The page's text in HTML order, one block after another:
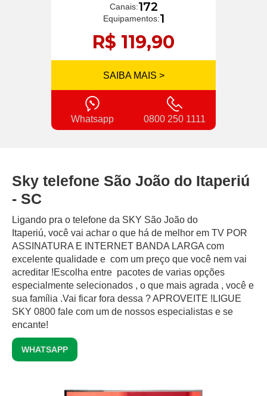
Canais:172
Equipamentos:1
R$ 119,90
SAIBA MAIS >
Whatsapp 0800 250 1111
Sky telefone São João do Itaperiú
- SC
Ligando pra o telefone da SKY São João do
Itaperiú, você vai achar o que há de melhor em TV POR
ASSINATURA E INTERNET BANDA LARGA com
excelente qualidade e com um preço que você nem vai
acreditar !Escolha entre pacotes de varias opções
especialmente selecionados , o que mais agrada , você e
sua família .Vai ficar fora dessa ? APROVEITE !LIGUE
SKY 0800 fale com um de nossos especialistas e se
encante!
WHATSAPP